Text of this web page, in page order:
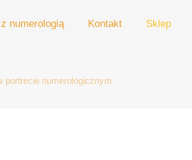
numerologią Kontakt Sklep
portrecie numerologicznym